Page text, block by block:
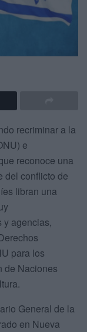
recriminar a la
e
reconoce una
del conflicto de
libran una
y agencias,
para los
de Naciones
General de la
en Nueva